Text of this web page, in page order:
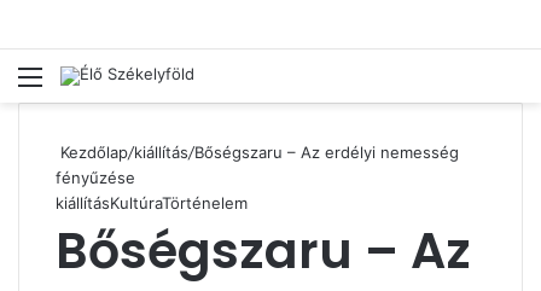
Menü
Kezdőlap/kiállítás/Bőségszaru – Az erdélyi nemesség
fényűzése
kiállításKultúraTörténelem
Bőségszaru – Az